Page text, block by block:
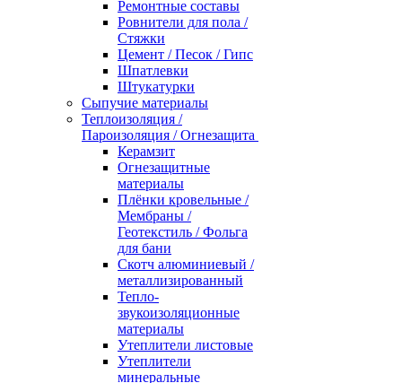
Ремонтные составы
Ровнители для пола /
Стяжки
Цемент / Песок / Гипс
Шпатлевки
Штукатурки
Сыпучие материалы
Теплоизоляция /
Пароизоляция / Огнезащита
Керамзит
Огнезащитные
материалы
Плёнки кровельные /
Мембраны /
Геотекстиль / Фольга
для бани
Скотч алюминиевый /
металлизированный
Тепло-
звукоизоляционные
материалы
Утеплители листовые
Утеплители
минеральные